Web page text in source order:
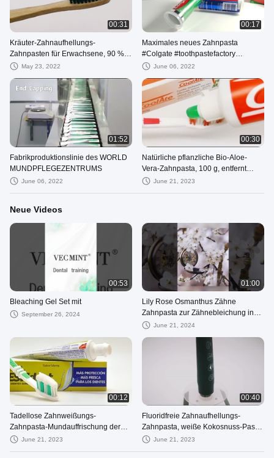
00:31
Kräuter-Zahnaufhellungs-
Zahnpasten für Erwachsene, 90 %
Bio-Kokosnussöl
May 23, 2022
00:17
Maximales neues Zahnpasta
#Colgate #toothpastefactory
#toothpasteslime
June 06, 2022
01:52
Fabrikproduktionslinie des WORLD
MUNDPFLEGEZENTRUMS
June 06, 2022
00:30
Natürliche pflanzliche Bio-Aloe-
Vera-Zahnpasta, 100 g, entfernt
sanft Mundgeruch
June 21, 2023
Neue Videos
00:53
Bleaching Gel Set mit
September 26, 2024
01:00
Lily Rose Osmanthus Zähne
Zahnpasta zur Zähnebleichung in
400 g Weißpapierverpackung
June 21, 2024
00:12
Tadellose Zahnweißungs-
Zahnpasta-Mundauffrischung der
Eigenmarken-90g Kräuter
June 21, 2023
00:40
Fluoridfreie Zahnaufhellungs-
Zahnpasta, weiße Kokosnuss-Paste,
schwarze Holzkohle, Tag und Nacht
June 21, 2023